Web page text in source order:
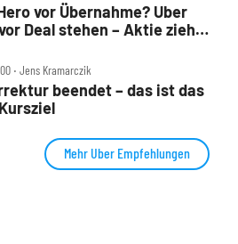
vor Übernahme? Uber
Deal stehen – Aktie zieht
‧ Jens Kramarczik
beendet – das ist das
Mehr Uber Empfehlungen